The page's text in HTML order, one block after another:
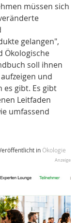
müssen sich
gelangen",
Ökologische
soll ihnen
und
es gibt. Es gibt
Leitfaden
umfassend
in Ökologie
Anzeige